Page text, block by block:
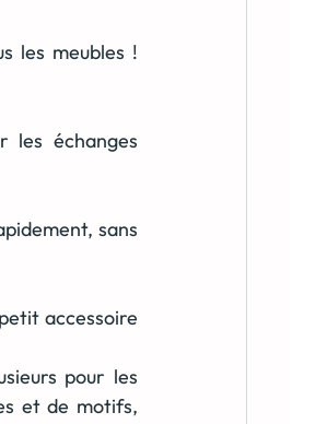
les meubles !
les échanges
sans
accessoire
pour les
et de motifs,